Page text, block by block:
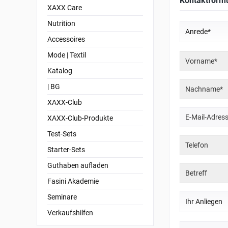
XAXX Care
Nutrition
Accessoires
Mode | Textil
Katalog
| BG
XAXX-Club
XAXX-Club-Produkte
Test-Sets
Starter-Sets
Guthaben aufladen
Fasini Akademie
Seminare
Verkaufshilfen